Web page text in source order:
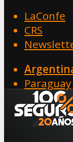
LaConfe
CRS
Paraguay